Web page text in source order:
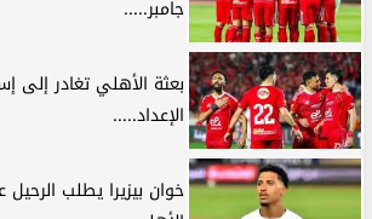
جامبر.....
بعثة الأهلي تغادر إلى
الإعداد.....
خوان بيزيرا يطلب